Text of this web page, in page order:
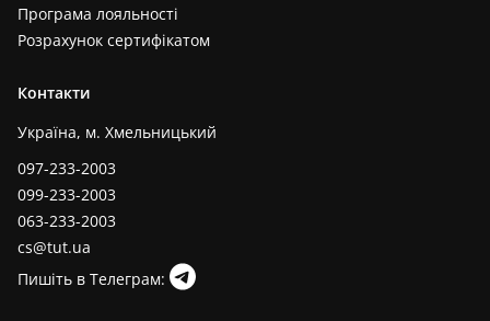
Програма лояльності
Розрахунок сертифікатом
Контакти
Україна, м. Хмельницький
097-233-2003
099-233-2003
063-233-2003
cs@tut.ua
Пишіть в Телеграм: